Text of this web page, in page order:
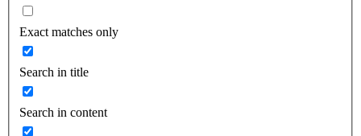
Exact matches only
Search in title
Search in content